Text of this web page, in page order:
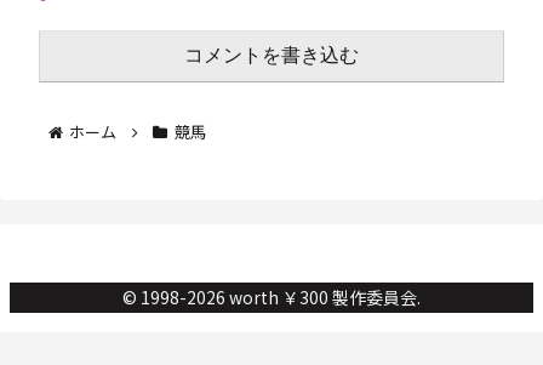
コメントを書き込む
ホーム 競馬
© 1998-2026 worth ￥300 製作委員会.